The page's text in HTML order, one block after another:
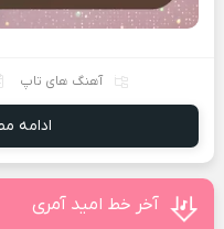
آهنگ های تاپ
ادامه
آخر خط امید آمری